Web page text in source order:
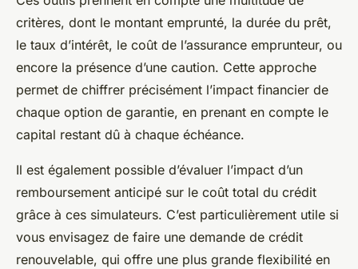
critères, dont le montant emprunté, la durée du prêt,
le taux d’intérêt, le coût de l’assurance emprunteur, ou
encore la présence d’une caution. Cette approche
permet de chiffrer précisément l’impact financier de
chaque option de garantie, en prenant en compte le
capital restant dû à chaque échéance.
Il est également possible d’évaluer l’impact d’un
remboursement anticipé sur le coût total du crédit
grâce à ces simulateurs. C’est particulièrement utile si
vous envisagez de faire une demande de crédit
renouvelable, qui offre une plus grande flexibilité en